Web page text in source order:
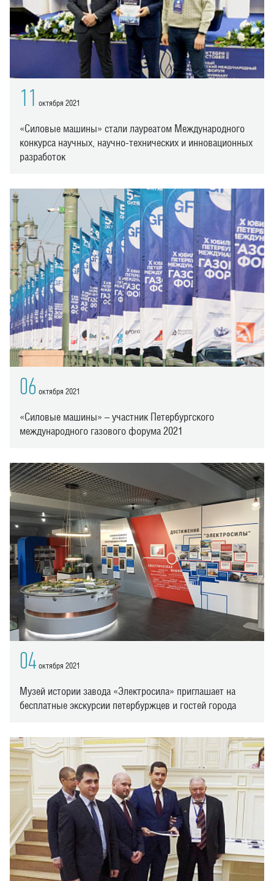
11 октября 2021
«Силовые машины» стали лауреатом Международного
конкурса научных, научно-технических и инновационных
разработок
06 октября 2021
«Силовые машины» – участник Петербургского
международного газового форума 2021
04 октября 2021
Музей истории завода «Электросила» приглашает на
бесплатные экскурсии петербуржцев и гостей города